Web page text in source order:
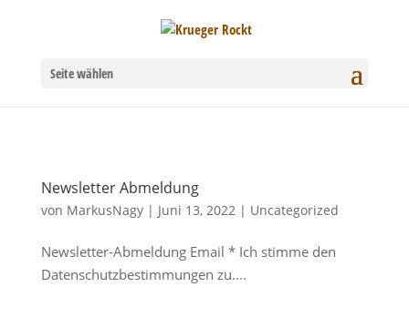
Seite wählen
Newsletter Abmeldung
von MarkusNagy| Juni 13, 2022| Uncategorized
Newsletter-Abmeldung Email * Ich stimme den
Datenschutzbestimmungen zu....